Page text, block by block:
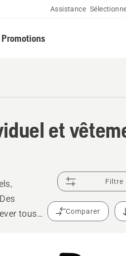
Assistance
Promotions
et
tous
Filtre
Comparer